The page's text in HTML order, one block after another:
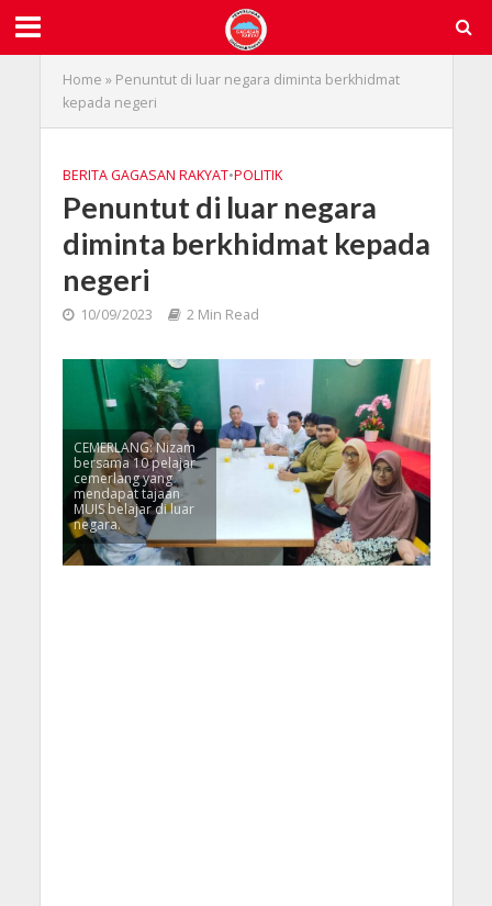
Home » Penuntut di luar negara diminta berkhidmat
kepada negeri
BERITA GAGASAN RAKYAT•POLITIK
Penuntut di luar negara
diminta berkhidmat kepada
negeri
10/09/2023 2 Min Read
CEMERLANG: Nizam
bersama 10 pelajar
cemerlang yang
mendapat tajaan
MUIS belajar di luar
negara.